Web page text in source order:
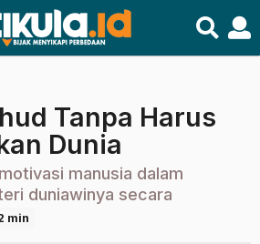
Tanpa Harus
Dunia
manusia dalam
duniawinya secara
min